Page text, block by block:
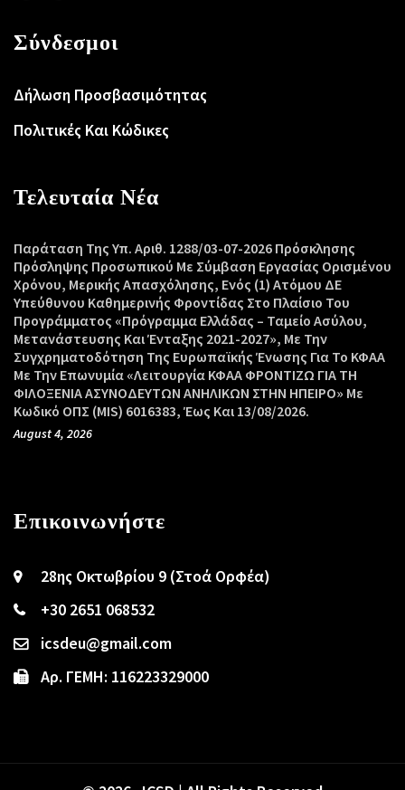
Σύνδεσμοι
Δήλωση Προσβασιμότητας
Πολιτικές Και Κώδικες
Τελευταία Νέα
Παράταση Της Υπ. Αριθ. 1288/03-07-2026 Πρόσκλησης
Πρόσληψης Προσωπικού Με Σύμβαση Εργασίας Ορισμένου
Χρόνου, Μερικής Απασχόλησης, Ενός (1) Ατόμου ΔΕ
Υπεύθυνου Καθημερινής Φροντίδας Στο Πλαίσιο Του
Προγράμματος «Πρόγραμμα Ελλάδας – Ταμείο Ασύλου,
Μετανάστευσης Και Ένταξης 2021-2027», Με Την
Συγχρηματοδότηση Της Ευρωπαϊκής Ένωσης Για Το ΚΦΑΑ
Με Την Επωνυμία «Λειτουργία ΚΦΑΑ ΦΡΟΝΤΙΖΩ ΓΙΑ ΤΗ
ΦΙΛΟΞΕΝΙΑ ΑΣΥΝΟΔΕΥΤΩΝ ΑΝΗΛΙΚΩΝ ΣΤΗΝ ΗΠΕΙΡΟ» Με
Κωδικό ΟΠΣ (MIS) 6016383, Έως Και 13/08/2026.
August 4, 2026
Επικοινωνήστε
28ης Οκτωβρίου 9 (Στοά Ορφέα)
+30 2651 068532
icsdeu@gmail.com
Αρ. ΓΕΜΗ: 116223329000